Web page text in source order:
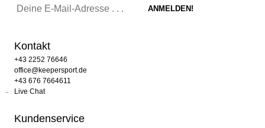
Kontakt
+43 2252 76646
office@keepersport.de
+43 676 7664611
Live Chat
Kundenservice